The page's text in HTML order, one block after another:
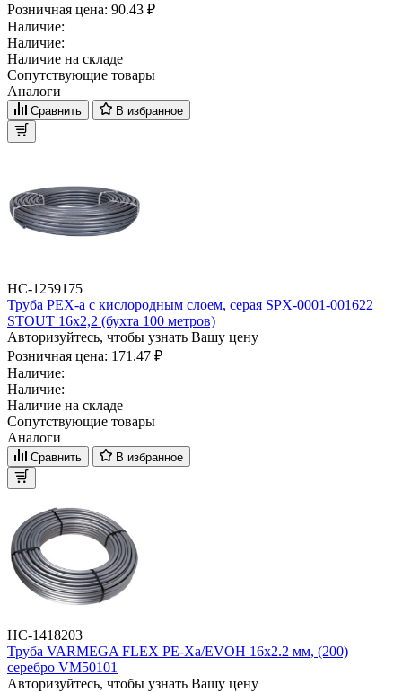
Розничная цена: 90.43 ₽
Наличие:
Наличие:
Наличие на складе
Сопутствующие товары
Аналоги
Сравнить В избранное
НС-1259175
Труба PEX-a с кислородным слоем, серая SPX-0001-001622
STOUT 16х2,2 (бухта 100 метров)
Авторизуйтесь, чтобы узнать Вашу цену
Розничная цена: 171.47 ₽
Наличие:
Наличие:
Наличие на складе
Сопутствующие товары
Аналоги
Сравнить В избранное
НС-1418203
Труба VARMEGA FLEX PE-Xa/EVOH 16x2.2 мм, (200)
серебро VM50101
Авторизуйтесь, чтобы узнать Вашу цену